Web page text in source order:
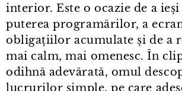
interior. Este o ocazie de a ieși
puterea programărilor, a
obligațiilor acumulate și de a
mai calm, mai omenesc. În
odihnă adevărată, omul
lucrurilor simple, pe care